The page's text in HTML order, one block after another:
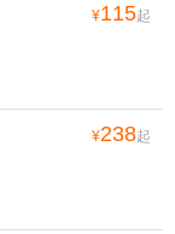
¥115起
¥238起